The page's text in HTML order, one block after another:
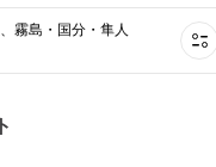
霧島・国分・隼人